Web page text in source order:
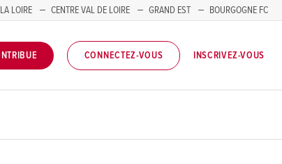
LOIRE CENTRE VAL DE LOIRE GRAND EST
BOURGOGNE FC
CONNECTEZ-VOUS INSCRIVEZ-VOUS